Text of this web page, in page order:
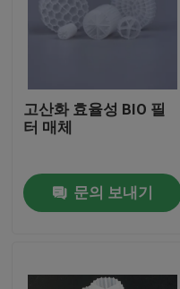
고산화 효율성 BIO 필
터 매체
문의 보내기